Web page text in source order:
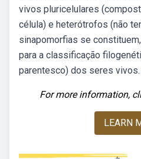
vivos pluricelulares
célula) e heterótrofos (não
sinapomorfias se
para a classificação
parentesco) dos seres vivos.
For more information,
LEARN